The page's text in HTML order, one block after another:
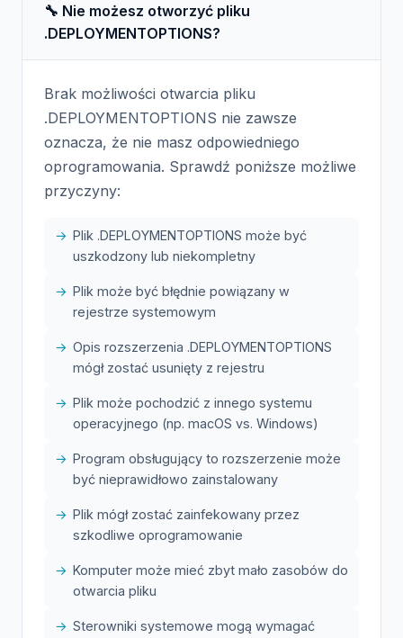
🔧 Nie możesz otworzyć pliku
.DEPLOYMENTOPTIONS?
Brak możliwości otwarcia pliku
.DEPLOYMENTOPTIONS nie zawsze
oznacza, że nie masz odpowiedniego
oprogramowania. Sprawdź poniższe możliwe
przyczyny:
Plik .DEPLOYMENTOPTIONS może być
uszkodzony lub niekompletny
Plik może być błędnie powiązany w
rejestrze systemowym
Opis rozszerzenia .DEPLOYMENTOPTIONS
mógł zostać usunięty z rejestru
Plik może pochodzić z innego systemu
operacyjnego (np. macOS vs. Windows)
Program obsługujący to rozszerzenie może
być nieprawidłowo zainstalowany
Plik mógł zostać zainfekowany przez
szkodliwe oprogramowanie
Komputer może mieć zbyt mało zasobów do
otwarcia pliku
Sterowniki systemowe mogą wymagać